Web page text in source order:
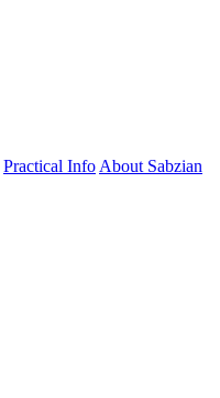
Practical Info About Sabzian